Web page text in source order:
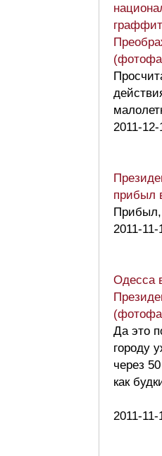
2011-
прибыл
Прибыл,
2011-
Одесса
Да это
городу
через
как
2011-